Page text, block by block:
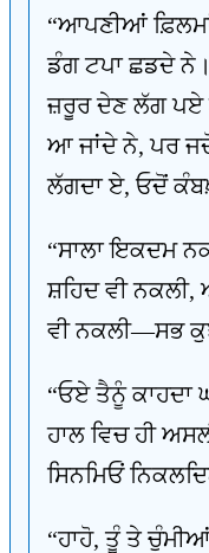
“ਆਪਣੀਆਂ
ਡੰਗ ਟਪਾ ਛਡਦੇ
ਜ਼ਰੂਰ ਦੇਣ ਲੱਗ ਪਏ
ਆ ਜਾਂਦੇ ਨੇ, ਪਰ
ਲੱਗਦਾ ਏ, ਓਦੋਂ
“ਸਾਲਾ ਇਕਦਮ
ਸ਼ਹਿਦ ਵੀ
ਵੀ ਨਕਲੀ—ਸਭ
“ਓਏ ਤੈਨੂੰ ਕਾਹਦਾ
ਹਾਲ ਵਿਚ ਹੀ
ਸਿਨਮਿਓਂ
“ਹਾਹੋ, ਤੂੰ ਤੇ